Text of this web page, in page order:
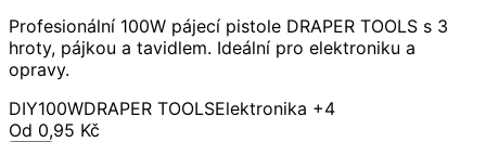
Profesionální 100W pájecí pistole DRAPER TOOLS s 3
hroty, pájkou a tavidlem. Ideální pro elektroniku a
opravy.
DIY100WDRAPER TOOLSElektronika +4
Od 0,95 Kč